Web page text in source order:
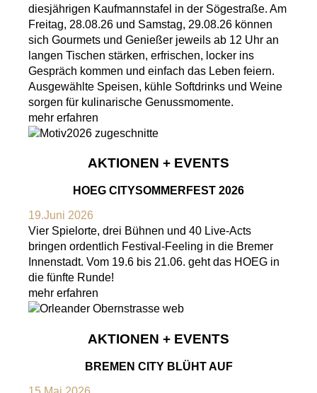
diesjährigen Kaufmannstafel in der Sögestraße. Am
Freitag, 28.08.26 und Samstag, 29.08.26 können
sich Gourmets und Genießer jeweils ab 12 Uhr an
langen Tischen stärken, erfrischen, locker ins
Gespräch kommen und einfach das Leben feiern.
Ausgewählte Speisen, kühle Softdrinks und Weine
sorgen für kulinarische Genussmomente.
mehr erfahren
AKTIONEN + EVENTS
HOEG CITYSOMMERFEST 2026
19.Juni 2026
Vier Spielorte, drei Bühnen und 40 Live-Acts
bringen ordentlich Festival-Feeling in die Bremer
Innenstadt. Vom 19.6 bis 21.06. geht das HOEG in
die fünfte Runde!
mehr erfahren
AKTIONEN + EVENTS
BREMEN CITY BLÜHT AUF